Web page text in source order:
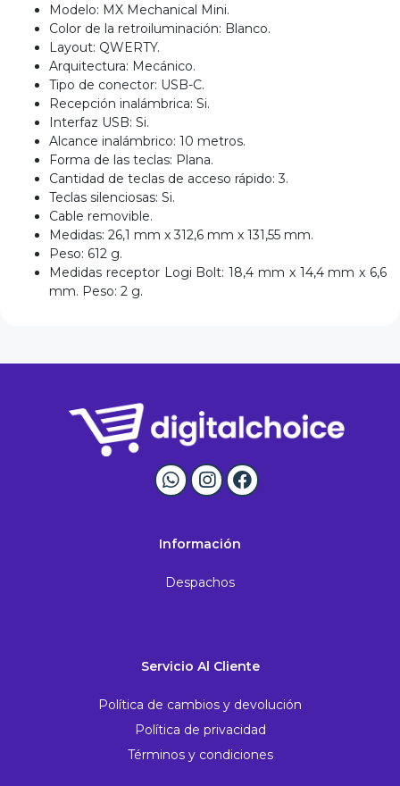
Modelo: MX Mechanical Mini.
Color de la retroiluminación: Blanco.
Layout: QWERTY.
Arquitectura: Mecánico.
Tipo de conector: USB-C.
Recepción inalámbrica: Si.
Interfaz USB: Si.
Alcance inalámbrico: 10 metros.
Forma de las teclas: Plana.
Cantidad de teclas de acceso rápido: 3.
Teclas silenciosas: Si.
Cable removible.
Medidas: 26,1 mm x 312,6 mm x 131,55 mm.
Peso: 612 g.
Medidas receptor Logi Bolt: 18,4 mm x 14,4 mm x 6,6
mm. Peso: 2 g.
Información
Despachos
Servicio Al Cliente
Política de cambios y devolución
Política de privacidad
Términos y condiciones